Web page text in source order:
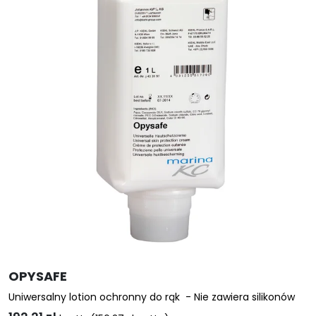
OPYSAFE
Uniwersalny lotion ochronny do rąk - Nie zawiera silikonów